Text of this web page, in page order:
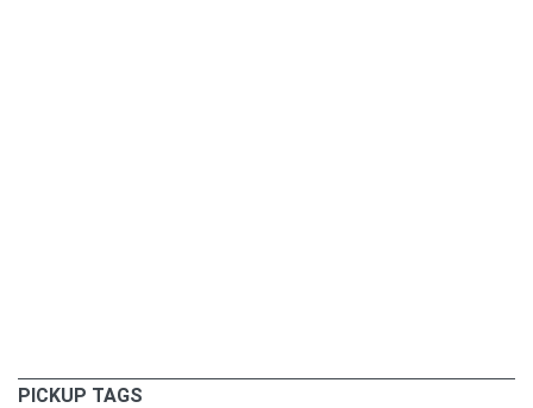
PICKUP TAGS